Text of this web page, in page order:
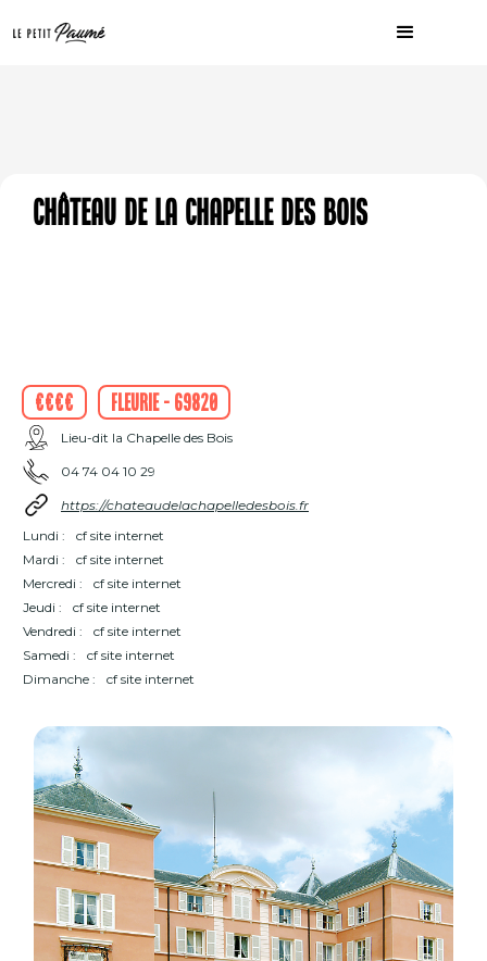
Château de la chapelle des bois
€€€€ Fleurie - 69820
Lieu-dit la Chapelle des Bois
04 74 04 10 29
https://chateaudelachapelledesbois.fr
Lundi :
cf site internet
Mardi :
cf site internet
Mercredi :
cf site internet
Jeudi :
cf site internet
Vendredi :
cf site internet
Samedi :
cf site internet
Dimanche :
cf site internet